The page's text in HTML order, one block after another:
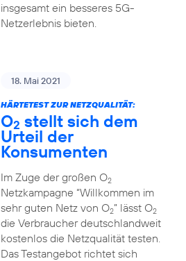
insgesamt ein besseres 5G-
Netzerlebnis bieten.
18. Mai 2021
HÄRTETEST ZUR NETZQUALITÄT:
O2 stellt sich dem
Urteil der
Konsumenten
Im Zuge der großen O2
Netzkampagne “Willkommen im
sehr guten Netz von O2” lässt O2
die Verbraucher deutschlandweit
kostenlos die Netzqualität testen.
Das Testangebot richtet sich